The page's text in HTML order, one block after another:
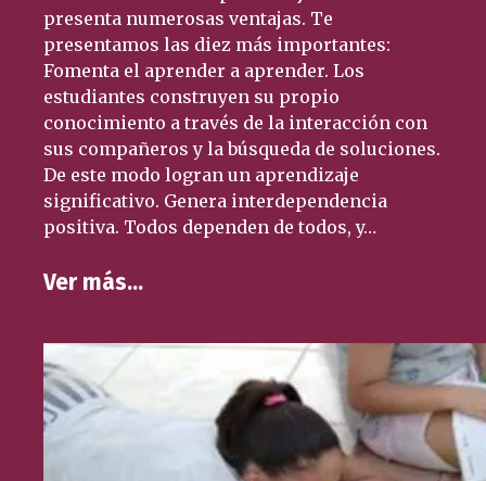
presenta numerosas ventajas. Te
presentamos las diez más importantes:
Fomenta el aprender a aprender. Los
estudiantes construyen su propio
conocimiento a través de la interacción con
sus compañeros y la búsqueda de soluciones.
De este modo logran un aprendizaje
significativo. Genera interdependencia
positiva. Todos dependen de todos, y…
Ver más…